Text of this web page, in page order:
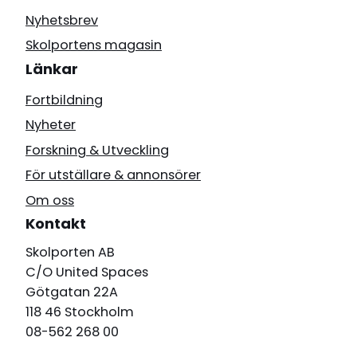
Nyhetsbrev
Skolportens magasin
Länkar
Fortbildning
Nyheter
Forskning & Utveckling
För utställare & annonsörer
Om oss
Kontakt
Skolporten AB
C/O United Spaces
Götgatan 22A
118 46 Stockholm
08-562 268 00